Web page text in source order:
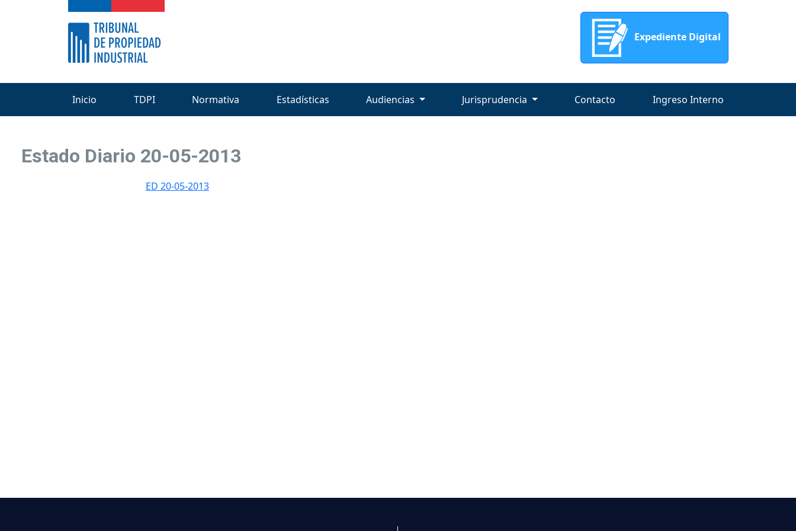
Expediente Digital
Inicio TDPI Normativa Estadísticas Audiencias Jurisprudencia Contacto Ingreso Interno
Estado Diario 20-05-2013
ED 20-05-2013